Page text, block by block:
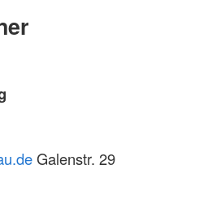
Galenstr. 29